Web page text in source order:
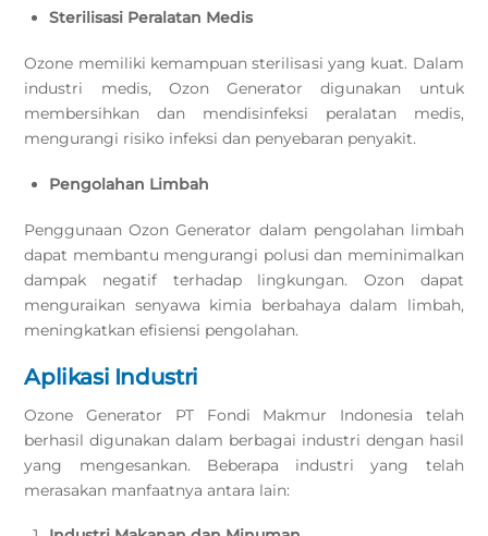
Sterilisasi Peralatan Medis
Ozone memiliki kemampuan sterilisasi yang kuat. Dalam
industri medis, Ozon Generator digunakan untuk
membersihkan dan mendisinfeksi peralatan medis,
mengurangi risiko infeksi dan penyebaran penyakit.
Pengolahan Limbah
Penggunaan Ozon Generator dalam pengolahan limbah
dapat membantu mengurangi polusi dan meminimalkan
dampak negatif terhadap lingkungan. Ozon dapat
menguraikan senyawa kimia berbahaya dalam limbah,
meningkatkan efisiensi pengolahan.
Aplikasi Industri
Ozone Generator PT Fondi Makmur Indonesia telah
berhasil digunakan dalam berbagai industri dengan hasil
yang mengesankan. Beberapa industri yang telah
merasakan manfaatnya antara lain: